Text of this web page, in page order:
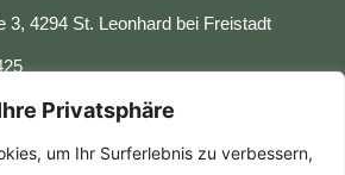
Privatsphäre
um Ihr Surferlebnis zu verbessern,
3, 4294 St. Leonhard bei Freistadt